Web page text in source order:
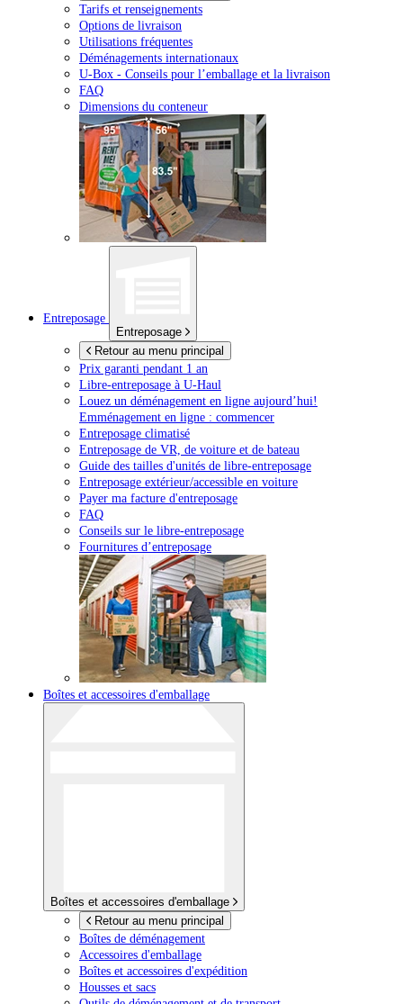
Tarifs et renseignements
Options de livraison
Utilisations fréquentes
Déménagements internationaux
U-Box - Conseils pour l’emballage et la livraison
FAQ
Dimensions du conteneur
Entreposage
Entreposage
Retour au menu principal
Prix garanti pendant 1 an
Libre-entreposage à U-Haul
Louez un déménagement en ligne aujourd’hui!
Emménagement en ligne : commencer
Entreposage climatisé
Entreposage de VR, de voiture et de bateau
Guide des tailles d'unités de libre-entreposage
Entreposage extérieur/accessible en voiture
Payer ma facture d'entreposage
FAQ
Conseils sur le libre-entreposage
Fournitures d’entreposage
Boîtes et accessoires d'emballage
Boîtes et accessoires d'emballage
Retour au menu principal
Boîtes de déménagement
Accessoires d'emballage
Boîtes et accessoires d'expédition
Housses et sacs